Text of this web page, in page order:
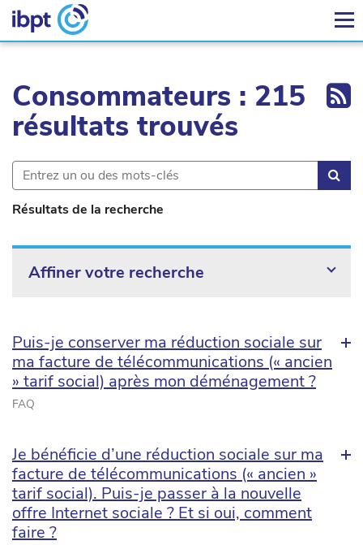
Consommateurs : 215
résultats trouvés
Résultats de la recherche
Affiner votre recherche
Puis-je conserver ma réduction sociale sur
ma facture de télécommunications (« ancien
» tarif social) après mon déménagement ?
FAQ
Je bénéficie d’une réduction sociale sur ma
facture de télécommunications (« ancien »
tarif social). Puis-je passer à la nouvelle
offre Internet sociale ? Et si oui, comment
faire ?